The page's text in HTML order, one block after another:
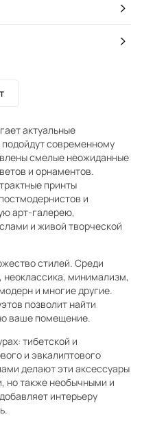
актуальные
современному
смелые неожиданные
и орнаментов.
принты
и
арт-галерею,
и живой творческой
стилей. Среди
неоклассика, минимализм,
и многие другие.
позволит найти
ваше помещение.
тибетской и
и эвкалиптового
делают эти аксессуары
но также необычными и
интерьеру